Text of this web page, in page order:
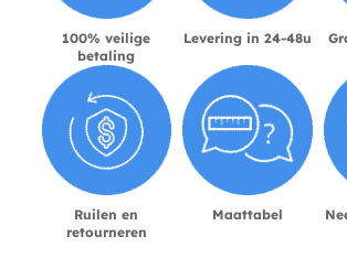
100% veilige
betaling
Levering in 24-48u
Ruilen en
retourneren
Maattabel